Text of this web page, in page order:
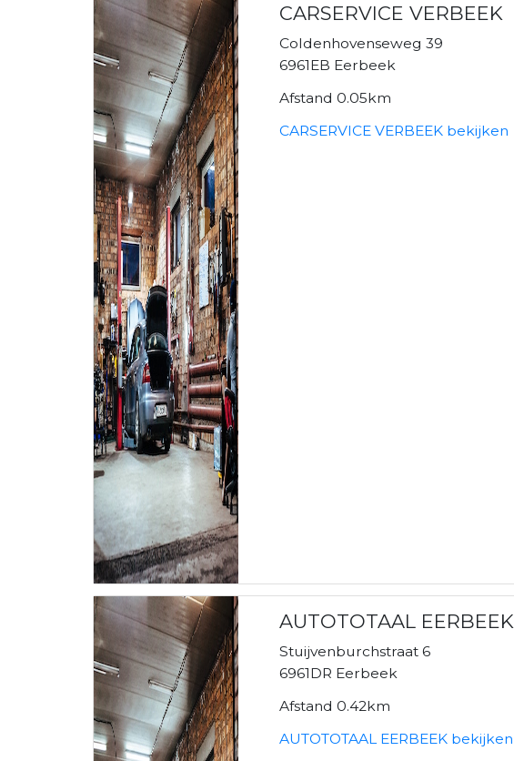
CARSERVICE VERBEEK
Coldenhovenseweg 39
6961EB Eerbeek
Afstand 0.05km
CARSERVICE VERBEEK bekijken
AUTOTOTAAL EERBEEK
Stuijvenburchstraat 6
6961DR Eerbeek
Afstand 0.42km
AUTOTOTAAL EERBEEK bekijken